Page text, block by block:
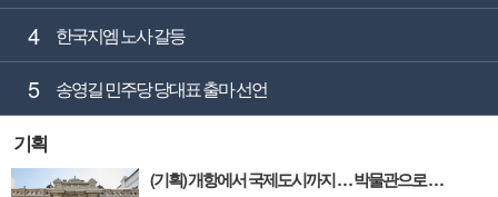
4 한국지엠 노사 갈등
5 송영길 민주당 당대표 출마 선언
기획
(기획) 개항에서 국제도시까지 … 박물관으로 읽는 인천의 시간